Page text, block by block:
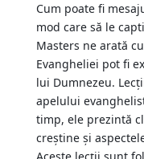
Cum poate fi
mod care să le
Masters ne arată
Evangheliei pot fi
lui Dumnezeu.
apelului
timp, ele prezintă
creştine şi